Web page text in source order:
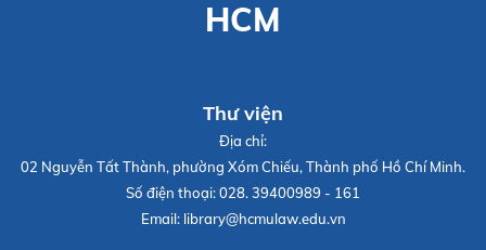
HCM
Thư viện
Địa chỉ:
02 Nguyễn Tất Thành, phường Xóm Chiếu, Thành phố Hồ Chí Minh.
Số điện thoại:028. 39400989 - 161
Email: library@hcmulaw.edu.vn